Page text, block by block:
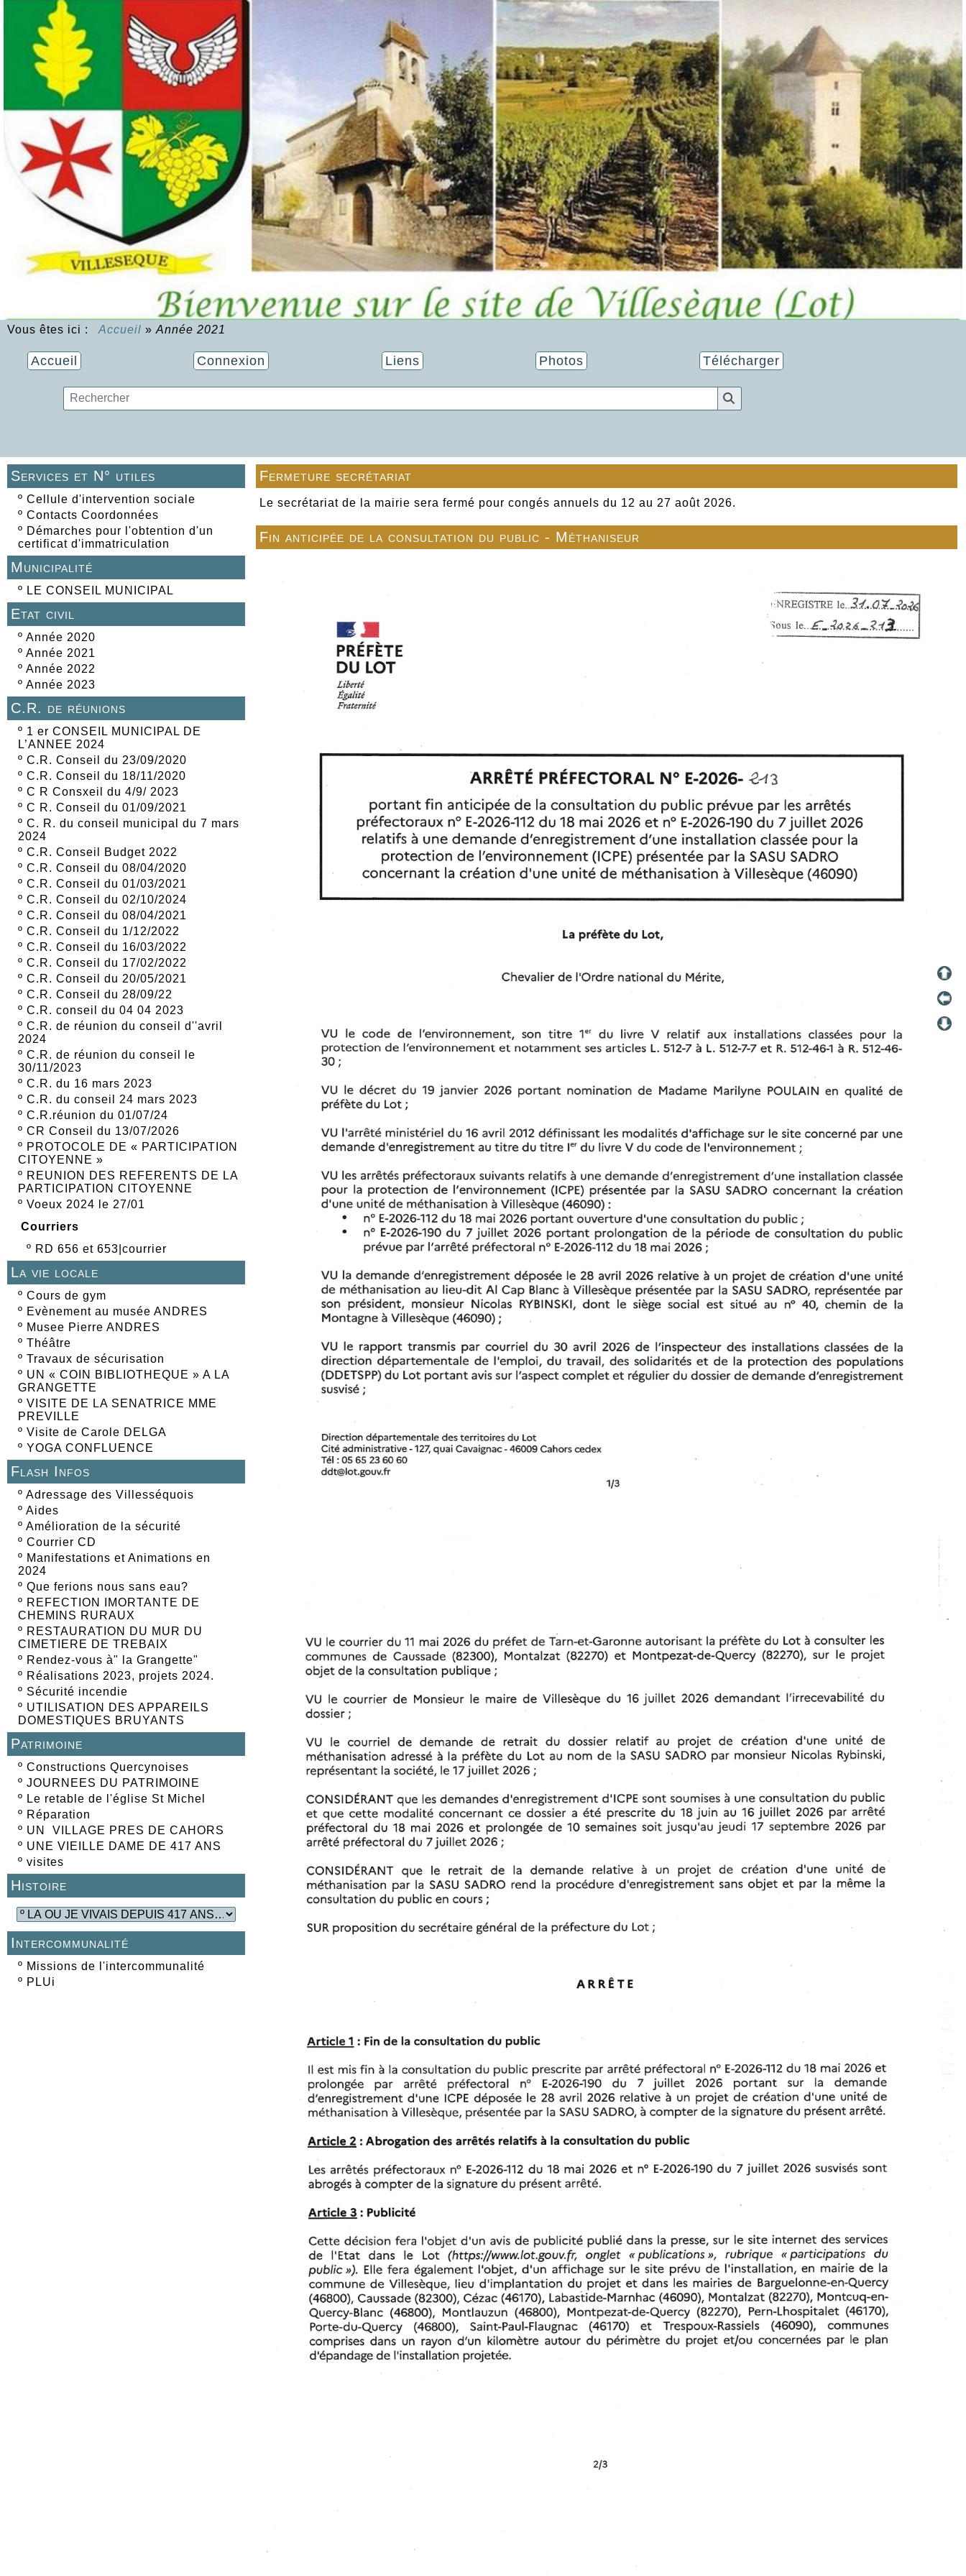
Vous êtes ici : Accueil » Année 2021
Accueil Connexion Liens Photos Télécharger
Services et N° utiles
º Cellule d'intervention sociale
º Contacts Coordonnées
º Démarches pour l'obtention d'un
certificat d'immatriculation
Municipalité
º LE CONSEIL MUNICIPAL
Etat civil
º Année 2020
º Année 2021
º Année 2022
º Année 2023
C.R. de réunions
º 1 er CONSEIL MUNICIPAL DE
L’ANNEE 2024
º C.R. Conseil du 23/09/2020
º C.R. Conseil du 18/11/2020
º C R Consxeil du 4/9/ 2023
º C R. Conseil du 01/09/2021
º C. R. du conseil municipal du 7 mars
2024
º C.R. Conseil Budget 2022
º C.R. Conseil du 08/04/2020
º C.R. Conseil du 01/03/2021
º C.R. Conseil du 02/10/2024
º C.R. Conseil du 08/04/2021
º C.R. Conseil du 1/12/2022
º C.R. Conseil du 16/03/2022
º C.R. Conseil du 17/02/2022
º C.R. Conseil du 20/05/2021
º C.R. Conseil du 28/09/22
º C.R. conseil du 04 04 2023
º C.R. de réunion du conseil d''avril
2024
º C.R. de réunion du conseil le
30/11/2023
º C.R. du 16 mars 2023
º C.R. du conseil 24 mars 2023
º C.R.réunion du 01/07/24
º CR Conseil du 13/07/2026
º PROTOCOLE DE « PARTICIPATION
CITOYENNE »
º REUNION DES REFERENTS DE LA
PARTICIPATION CITOYENNE
º Voeux 2024 le 27/01
Courriers
º RD 656 et 653|courrier
La vie locale
º Cours de gym
º Evènement au musée ANDRES
º Musee Pierre ANDRES
º Théâtre
º Travaux de sécurisation
º UN « COIN BIBLIOTHEQUE » A LA
GRANGETTE
º VISITE DE LA SENATRICE MME
PREVILLE
º Visite de Carole DELGA
º YOGA CONFLUENCE
Flash Infos
º Adressage des Villesséquois
º Aides
º Amélioration de la sécurité
º Courrier CD
º Manifestations et Animations en
2024
º Que ferions nous sans eau?
º REFECTION IMORTANTE DE
CHEMINS RURAUX
º RESTAURATION DU MUR DU
CIMETIERE DE TREBAIX
º Rendez-vous à" la Grangette"
º Réalisations 2023, projets 2024.
º Sécurité incendie
º UTILISATION DES APPAREILS
DOMESTIQUES BRUYANTS
Patrimoine
º Constructions Quercynoises
º JOURNEES DU PATRIMOINE
º Le retable de l'église St Michel
º Réparation
º UN VILLAGE PRES DE CAHORS
º UNE VIEILLE DAME DE 417 ANS
º visites
Histoire
Intercommunalité
º Missions de l'intercommunalité
º PLUi
Fermeture secrétariat
Le secrétariat de la mairie sera fermé pour congés annuels du 12 au 27 août 2026.
Fin anticipée de la consultation du public - Méthaniseur